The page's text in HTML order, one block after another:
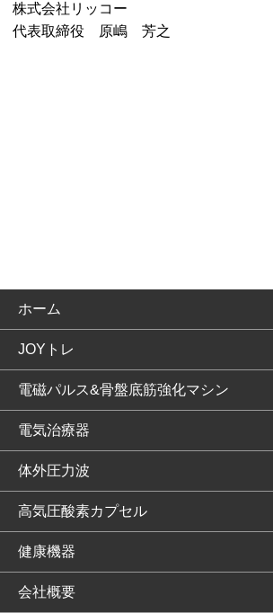
株式会社リッコー
代表取締役 原嶋 芳之
ホーム
JOYトレ
電磁パルス&骨盤底筋強化マシン
電気治療器
体外圧力波
高気圧酸素カプセル
健康機器
会社概要